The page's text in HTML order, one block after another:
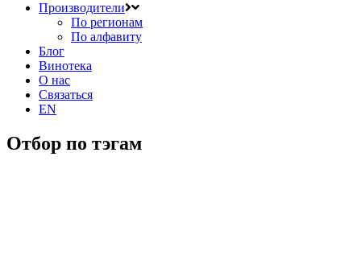
Производители
По регионам
По алфавиту
Блог
Винотека
О нас
Связаться
EN
Отбор по тэгам